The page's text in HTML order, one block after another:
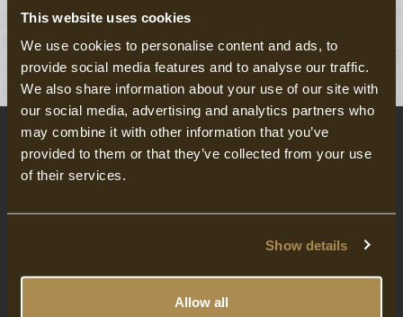
This website uses cookies
We use cookies to personalise content and ads, to
provide social media features and to analyse our traffic.
We also share information about your use of our site with
our social media, advertising and analytics partners who
may combine it with other information that you’ve
provided to them or that they’ve collected from your use
of their services.
Show details
Allow all
Hotel / Slapen
Meeting & Events